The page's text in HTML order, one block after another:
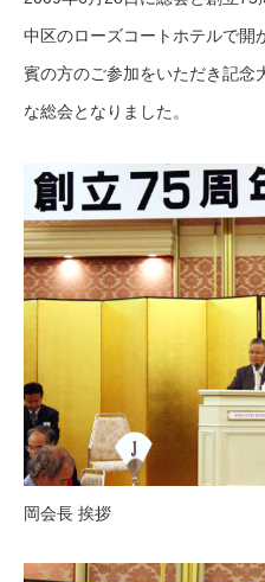
中区のローズコートホテルで開
賓の方のご参加をいただき記念
な総会となりました。
岡会長 挨拶